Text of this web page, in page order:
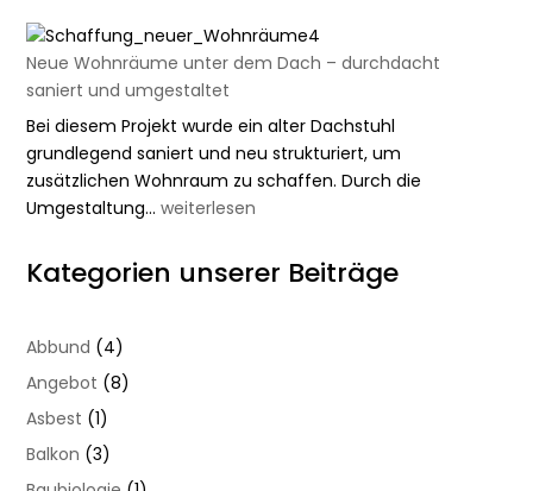
–
Neue Wohnräume unter dem Dach – durchdacht
saniert und umgestaltet
Bei diesem Projekt wurde ein alter Dachstuhl
grundlegend saniert und neu strukturiert, um
zusätzlichen Wohnraum zu schaffen. Durch die
Umgestaltung…Neue
unter
dem
weiterlesen
Kategorien unserer Beiträge
Abbund (4)
Angebot (8)
Asbest (1)
Balkon (3)